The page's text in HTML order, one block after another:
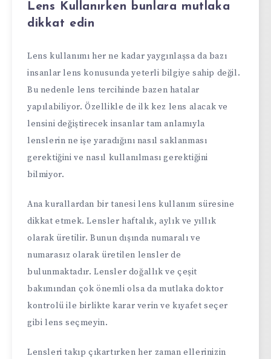
Lens Kullanırken bunlara mutlaka
dikkat edin
Lens kullanımı her ne kadar yaygınlaşsa da bazı
insanlar lens konusunda yeterli bilgiye sahip değil.
Bu nedenle lens tercihinde bazen hatalar
yapılabiliyor. Özellikle de ilk kez lens alacak ve
lensini değiştirecek insanlar tam anlamıyla
lenslerin ne işe yaradığını nasıl saklanması
gerektiğini ve nasıl kullanılması gerektiğini
bilmiyor.
Ana kurallardan bir tanesi lens kullanım süresine
dikkat etmek. Lensler haftalık, aylık ve yıllık
olarak üretilir. Bunun dışında numaralı ve
numarasız olarak üretilen lensler de
bulunmaktadır. Lensler doğallık ve çeşit
bakımından çok önemli olsa da mutlaka doktor
kontrolü ile birlikte karar verin ve kıyafet seçer
gibi lens seçmeyin.
Lensleri takıp çıkartırken her zaman ellerinizin